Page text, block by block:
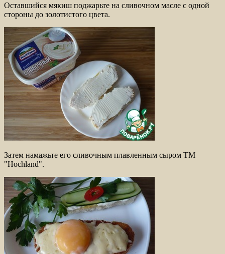
Оставшийся мякиш поджарьте на сливочном масле с одной
стороны до золотистого цвета.
Затем намажьте его сливочным плавленным сыром ТМ
"Hochland".